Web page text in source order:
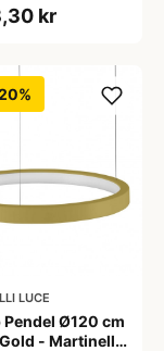
kr
LUCE
Pendel Ø120 cm
- Martinelli